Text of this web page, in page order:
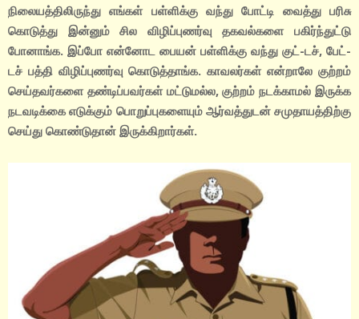
நிலையத்திலிருந்து எங்கள் பள்ளிக்கு வந்து போட்டி வைத்து பரிசு
கொடுத்து இன்னும் சில விழிப்புணர்வு தகவல்களை பகிர்ந்துட்டு
போனாங்க. இப்போ என்னோட பையன் பள்ளிக்கு வந்து குட்-டச், பேட்-
டச் பத்தி விழிப்புணர்வு கொடுத்தாங்க. காவலர்கள் என்றாலே குற்றம்
செய்தவர்களை தண்டிப்பவர்கள் மட்டுமல்ல, குற்றம் நடக்காமல் இருக்க
நடவடிக்கை எடுக்கும் பொறுப்புகளையும் ஆர்வத்துடன் சமுதாயத்திற்கு
செய்து கொண்டுதான் இருக்கிறார்கள்.